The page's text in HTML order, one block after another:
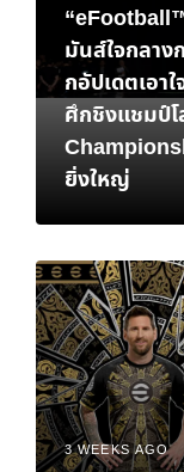
มันส์ใจกลาง
กอัปเดตเอา
ศึกชิงแชมป์
ยิ่งใหญ่
3 WEEKS AGO